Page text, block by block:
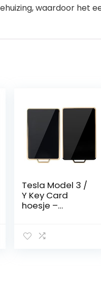
waardoor het
Tesla Model 3 /
Y Key Card
hoesje –